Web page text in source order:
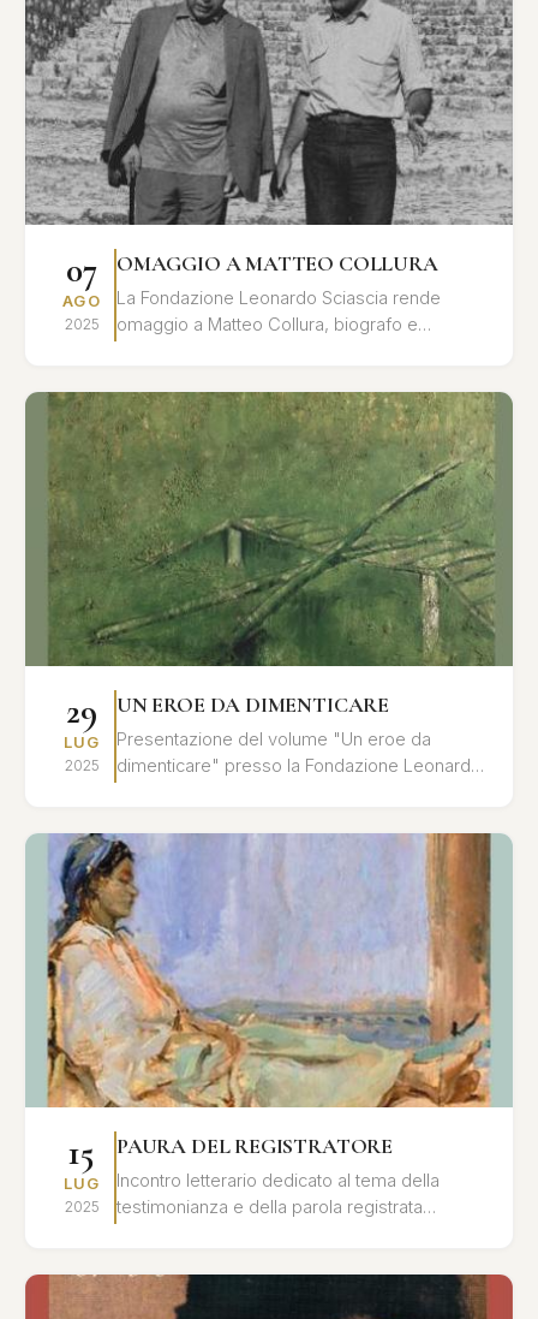
07
AGO
2025
OMAGGIO A MATTEO COLLURA
La Fondazione Leonardo Sciascia rende
omaggio a Matteo Collura, biografo e
29
LUG
2025
UN EROE DA DIMENTICARE
Presentazione del volume "Un eroe da
dimenticare" presso la Fondazione Leonardo
15
LUG
2025
PAURA DEL REGISTRATORE
Incontro letterario dedicato al tema della
testimonianza e della parola registrata